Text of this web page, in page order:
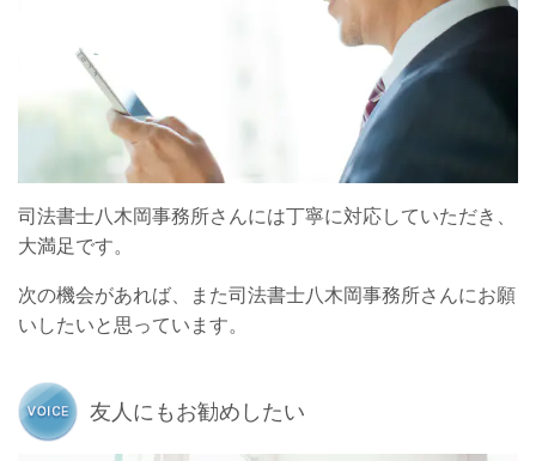
司法書士八木岡事務所さんには丁寧に対応していただき、
大満足です。
次の機会があれば、また司法書士八木岡事務所さんにお願
いしたいと思っています。
友人にもお勧めしたい